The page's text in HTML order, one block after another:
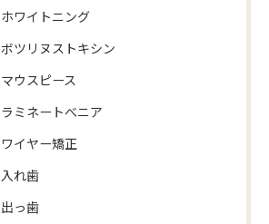
ホワイトニング
ボツリヌストキシン
マウスピース
ラミネートべニア
ワイヤー矯正
入れ歯
出っ歯